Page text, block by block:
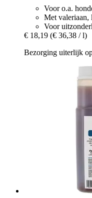
Voor o.a.
Met valeriaan,
Voor
€ 18,19 (€ 36,38 / l)
Bezorging uiterlijk